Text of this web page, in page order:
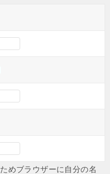
めブラウザーに自分の名